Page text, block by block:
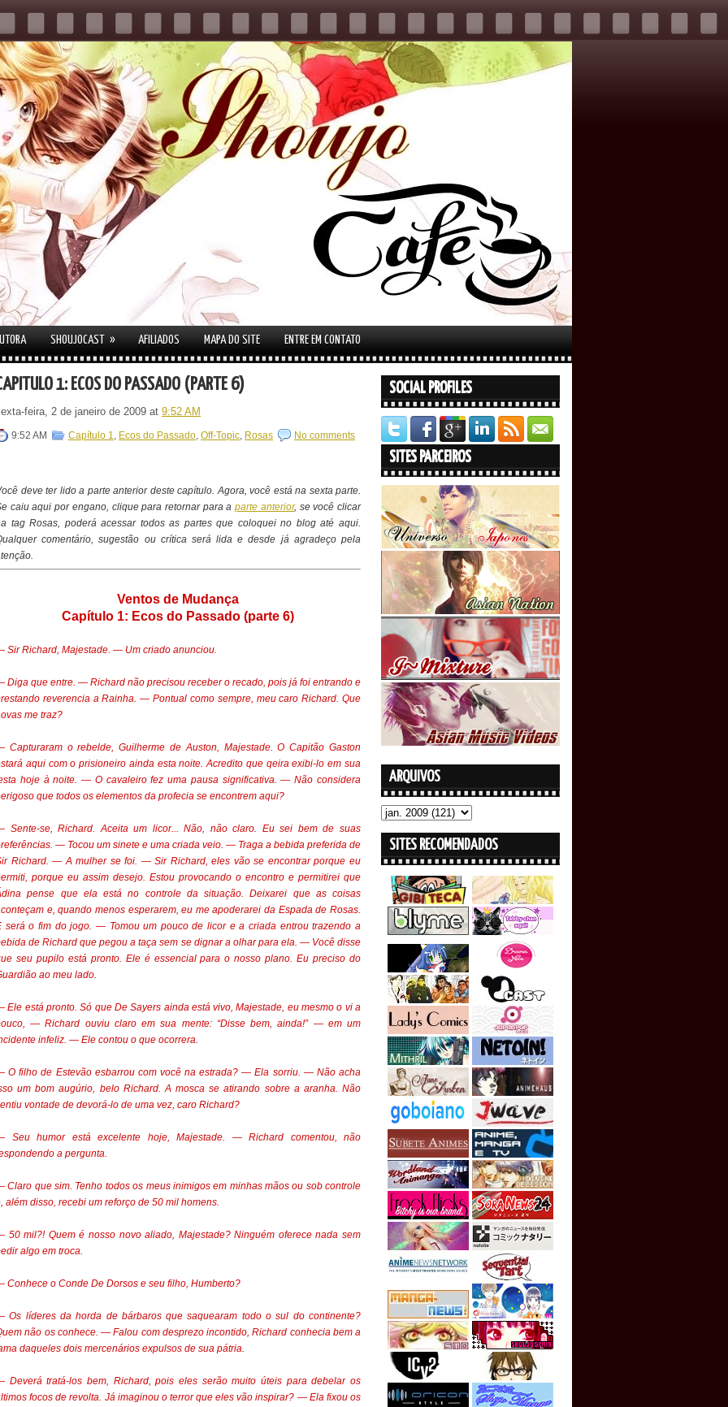
SHOUJOCAST » AFILIADOS MAPA DO SITE ENTRE EM CONTATO
1: ECOS DO PASSADO (PARTE 6)
feira, 2 de janeiro de 2009 at 9:52 AM
9:52 AM Capítulo 1, Ecos do Passado, Off-Topic, Rosas No comments
deve ter lido a parte anterior deste capítulo. Agora, você está na sexta parte.
caiu aqui por engano, clique para retornar para aparte anterior, se você clicar
tag Rosas, poderá acessar todos as partes que coloquei no blog até aqui.
comentário, sugestão ou crítica será lida e desde já agradeço pela
Ventos de Mudança
Capítulo 1: Ecos do Passado (parte 6)
Sir Richard, Majestade. — Um criado anunciou.
Diga que entre. — Richard não precisou receber o recado, pois já foi entrando e
reverencia a Rainha. — Pontual como sempre, meu caro Richard. Que
me traz?
Capturaram o rebelde, Guilherme de Auston, Majestade. O Capitão Gaston
aqui com o prisioneiro ainda esta noite. Acredito que qeira exibi-lo em sua
hoje à noite. — O cavaleiro fez uma pausa significativa. — Não considera
que todos os elementos da profecia se encontrem aqui?
Sente-se, Richard. Aceita um licor... Não, não claro. Eu sei bem de suas
— Tocou um sinete e uma criada veio. — Traga a bebida preferida de
Richard. — A mulher se foi. — Sir Richard, eles vão se encontrar porque eu
porque eu assim desejo. Estou provocando o encontro e permitirei que
pense que ela está no controle da situação. Deixarei que as coisas
e, quando menos esperarem, eu me apoderarei da Espada de Rosas.
será o fim do jogo. — Tomou um pouco de licor e a criada entrou trazendo a
de Richard que pegou a taça sem se dignar a olhar para ela. — Você disse
seu pupilo está pronto. Ele é essencial para o nosso plano. Eu preciso do
ao meu lado.
Ele está pronto. Só que De Sayers ainda está vivo, Majestade, eu mesmo o vi a
— Richard ouviu claro em sua mente: “Disse bem, ainda!” — em um
infeliz. — Ele contou o que ocorrera.
O filho de Estevão esbarrou com você na estrada? — Ela sorriu. — Não acha
um bom augúrio, belo Richard. A mosca se atirando sobre a aranha. Não
vontade de devorá-lo de uma vez, caro Richard?
Seu humor está excelente hoje, Majestade. — Richard comentou, não
a pergunta.
Claro que sim. Tenho todos os meus inimigos em minhas mãos ou sob controle
além disso, recebi um reforço de 50 mil homens.
50 mil?! Quem é nosso novo aliado, Majestade? Ninguém oferece nada sem
algo em troca.
Conhece o Conde De Dorsos e seu filho, Humberto?
Os líderes da horda de bárbaros que saquearam todo o sul do continente?
não os conhece. — Falou com desprezo incontido, Richard conhecia bem a
daqueles dois mercenários expulsos de sua pátria.
Deverá tratá-los bem, Richard, pois eles serão muito úteis para debelar os
focos de revolta. Já imaginou o terror que eles vão inspirar? — Ela fixou os
SOCIAL PROFILES
SITES PARCEIROS
ARQUIVOS
SITES RECOMENDADOS